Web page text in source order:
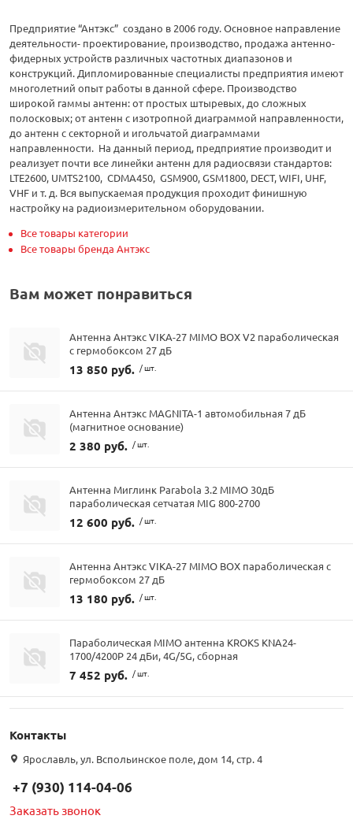
Предприятие “Антэкс” создано в 2006 году. Основное направление
деятельности- проектирование, производство, продажа антенно-
фидерных устройств различных частотных диапазонов и
конструкций. Дипломированные специалисты предприятия имеют
многолетний опыт работы в данной сфере. Производство
широкой гаммы антенн: от простых штыревых, до сложных
полосковых; от антенн с изотропной диаграммой направленности,
до антенн с секторной и игольчатой диаграммами
направленности. На данный период, предприятие производит и
реализует почти все линейки антенн для радиосвязи стандартов:
LTE2600, UMTS2100, CDMA450, GSM900, GSM1800, DECT, WIFI, UHF,
VHF и т. д. Вся выпускаемая продукция проходит финишную
настройку на радиоизмерительном оборудовании.
Все товары категории
Все товары бренда Антэкс
Вам может понравиться
Антенна Антэкс VIKA-27 MIMO BOX V2 параболическая
с гермобоксом 27 дБ
13 850 руб. / шт.
Антенна Антэкс MAGNITA-1 автомобильная 7 дБ
(магнитное основание)
2 380 руб. / шт.
Антенна Миглинк Parabola 3.2 MIMO 30дБ
параболическая сетчатая MIG 800-2700
12 600 руб. / шт.
Антенна Антэкс VIKA-27 MIMO BOX параболическая с
гермобоксом 27 дБ
13 180 руб. / шт.
Параболическая MIMO антенна KROKS KNA24-
1700/4200P 24 дБи, 4G/5G, сборная
7 452 руб. / шт.
Контакты
Ярославль, ул. Вспольинское поле, дом 14, стр. 4
+7 (930) 114-04-06
Заказать звонок